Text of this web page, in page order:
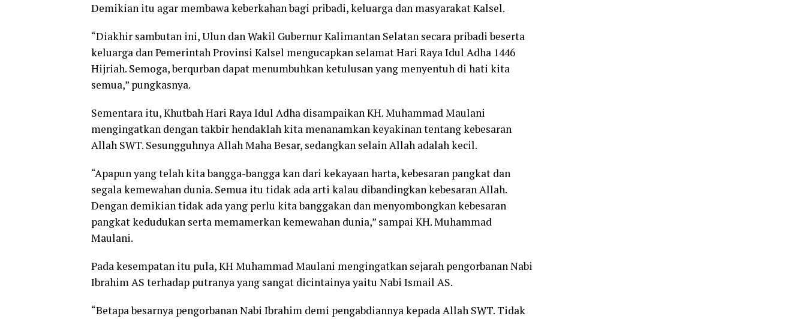
Demikian itu agar membawa keberkahan bagi pribadi, keluarga dan masyarakat Kalsel.
“Diakhir sambutan ini, Ulun dan Wakil Gubernur Kalimantan Selatan secara pribadi beserta
keluarga dan Pemerintah Provinsi Kalsel mengucapkan selamat Hari Raya Idul Adha 1446
Hijriah. Semoga, berqurban dapat menumbuhkan ketulusan yang menyentuh di hati kita
semua,” pungkasnya.
Sementara itu, Khutbah Hari Raya Idul Adha disampaikan KH. Muhammad Maulani
mengingatkan dengan takbir hendaklah kita menanamkan keyakinan tentang kebesaran
Allah SWT. Sesungguhnya Allah Maha Besar, sedangkan selain Allah adalah kecil.
“Apapun yang telah kita bangga-bangga kan dari kekayaan harta, kebesaran pangkat dan
segala kemewahan dunia. Semua itu tidak ada arti kalau dibandingkan kebesaran Allah.
Dengan demikian tidak ada yang perlu kita banggakan dan menyombongkan kebesaran
pangkat kedudukan serta memamerkan kemewahan dunia,” sampai KH. Muhammad
Maulani.
Pada kesempatan itu pula, KH Muhammad Maulani mengingatkan sejarah pengorbanan Nabi
Ibrahim AS terhadap putranya yang sangat dicintainya yaitu Nabi Ismail AS.
“Betapa besarnya pengorbanan Nabi Ibrahim demi pengabdiannya kepada Allah SWT. Tidak